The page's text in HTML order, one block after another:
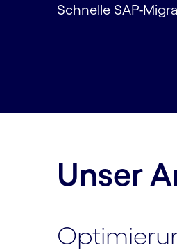
Schnelle SAP-
Unser